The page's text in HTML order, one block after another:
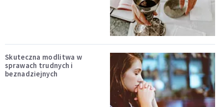
Skuteczna modlitwa w
sprawach trudnych i
beznadziejnych